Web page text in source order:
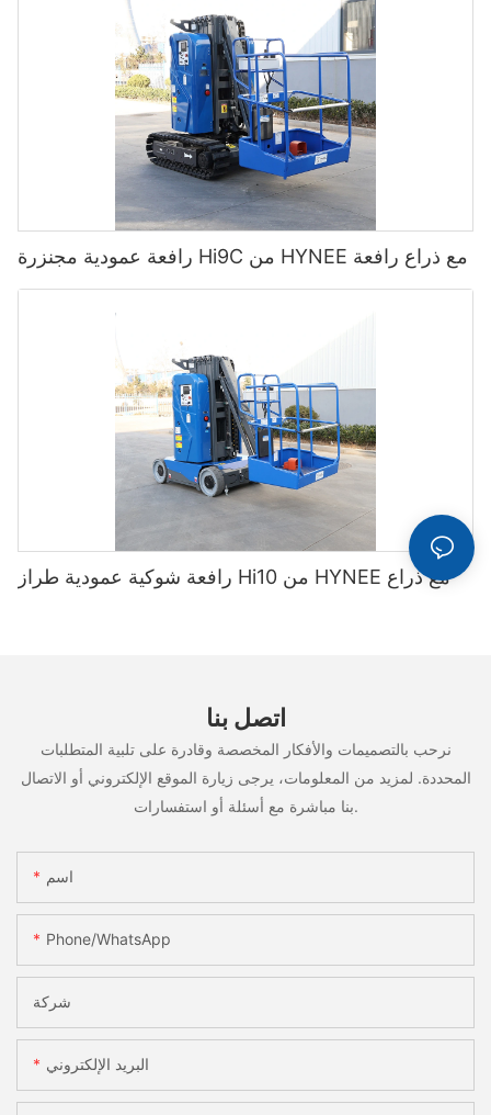
رافعة عمودية مجنزرة Hi9C من HYNEE مع ذراع رافعة
رافعة شوكية عمودية طراز Hi10 من HYNEE مع ذراع
اتصل بنا
نرحب بالتصميمات والأفكار المخصصة وقادرة على تلبية المتطلبات
المحددة. لمزيد من المعلومات، يرجى زيارة الموقع الإلكتروني أو الاتصال
بنا مباشرة مع أسئلة أو استفسارات.
اسم
Phone/whatsApp
شركة
البريد الإلكتروني